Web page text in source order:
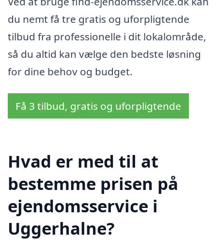
du nemt få tre gratis og uforpligtende
tilbud fra professionelle i dit lokalområde,
så du altid kan vælge den bedste løsning
for dine behov og budget.
Få 3 tilbud, gratis og uforpligtende
Hvad er med til at
bestemme prisen på
ejendomsservice i
Uggerhalne?